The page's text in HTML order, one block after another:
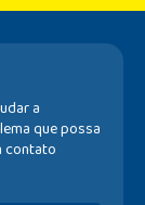
a
que possa
contato